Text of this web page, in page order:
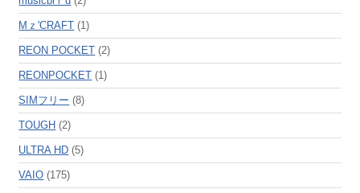
Mｚ'CRAFT (1)
REON POCKET (2)
REONPOCKET (1)
SIMフリー (8)
TOUGH (2)
ULTRA HD (5)
VAIO (175)